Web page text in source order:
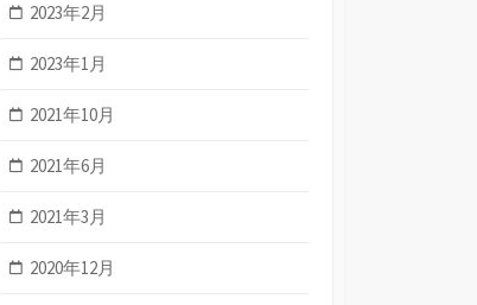
2023年2月
2023年1月
2021年10月
2021年6月
2021年3月
2020年12月